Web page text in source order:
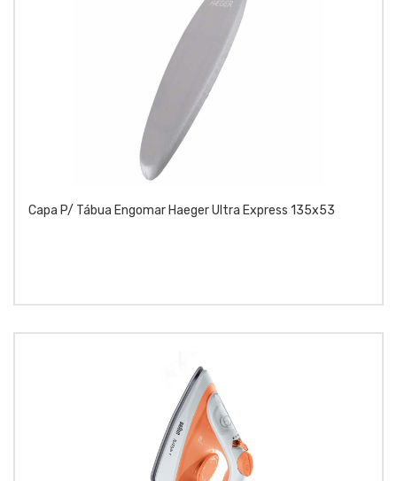
Capa P/ Tábua Engomar Haeger Ultra Express 135x53